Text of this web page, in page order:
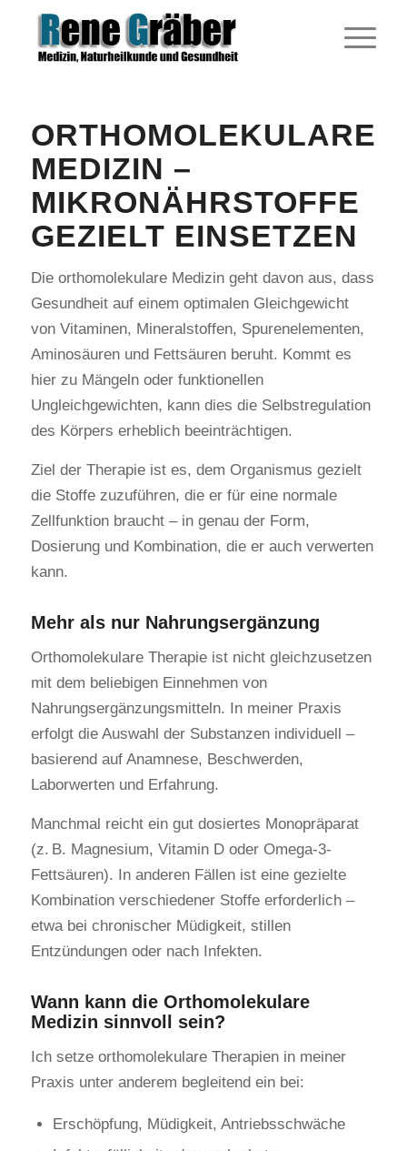
ORTHOMOLEKULARE
MEDIZIN –
MIKRONÄHRSTOFFE
GEZIELT EINSETZEN
Die orthomolekulare Medizin geht davon aus, dass
Gesundheit auf einem optimalen Gleichgewicht
von Vitaminen, Mineralstoffen, Spurenelementen,
Aminosäuren und Fettsäuren beruht. Kommt es
hier zu Mängeln oder funktionellen
Ungleichgewichten, kann dies die Selbstregulation
des Körpers erheblich beeinträchtigen.
Ziel der Therapie ist es, dem Organismus gezielt
die Stoffe zuzuführen, die er für eine normale
Zellfunktion braucht – in genau der Form,
Dosierung und Kombination, die er auch verwerten
kann.
Mehr als nur Nahrungsergänzung
Orthomolekulare Therapie ist nicht gleichzusetzen
mit dem beliebigen Einnehmen von
Nahrungsergänzungsmitteln. In meiner Praxis
erfolgt die Auswahl der Substanzen individuell –
basierend auf Anamnese, Beschwerden,
Laborwerten und Erfahrung.
Manchmal reicht ein gut dosiertes Monopräparat
(z. B. Magnesium, Vitamin D oder Omega-3-
Fettsäuren). In anderen Fällen ist eine gezielte
Kombination verschiedener Stoffe erforderlich –
etwa bei chronischer Müdigkeit, stillen
Entzündungen oder nach Infekten.
Wann kann die Orthomolekulare
Medizin sinnvoll sein?
Ich setze orthomolekulare Therapien in meiner
Praxis unter anderem begleitend ein bei:
Erschöpfung, Müdigkeit, Antriebsschwäche